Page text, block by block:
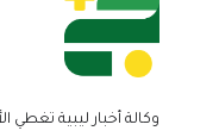
وكالة أخبار ليبية تغطي